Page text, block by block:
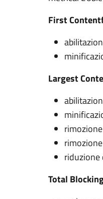
First
Largest
riduzione
Total